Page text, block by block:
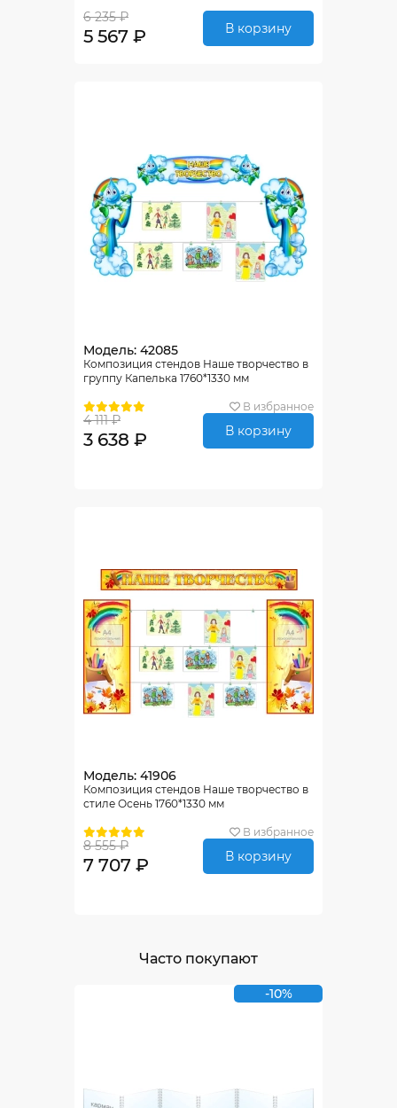
6 235 ₽
5 567 ₽ В корзину
Модель: 42085
Композиция стендов Наше творчество в
группу Капелька 1760*1330 мм
В избранное
4 111 ₽
3 638 ₽ В корзину
Модель: 41906
Композиция стендов Наше творчество в
стиле Осень 1760*1330 мм
В избранное
8 555 ₽
7 707 ₽ В корзину
Часто покупают
-10%